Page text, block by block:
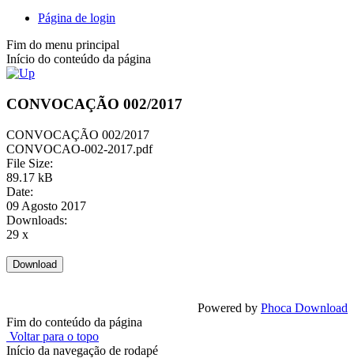
Página de login
Fim do menu principal
Início do conteúdo da página
CONVOCAÇÃO 002/2017
CONVOCAÇÃO 002/2017
CONVOCAO-002-2017.pdf
File Size:
89.17 kB
Date:
09 Agosto 2017
Downloads:
29 x
Powered by Phoca Download
Fim do conteúdo da página
Voltar para o topo
Início da navegação de rodapé